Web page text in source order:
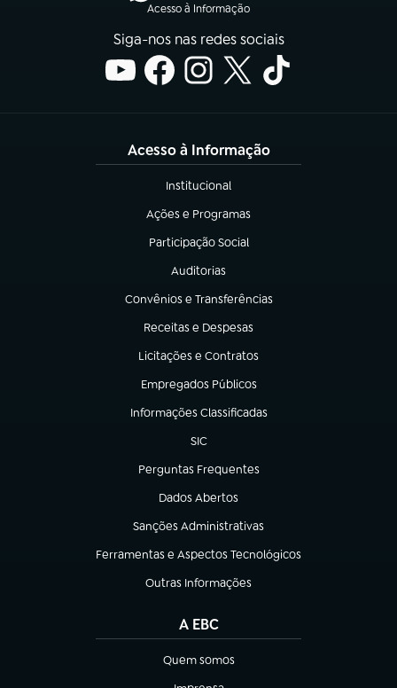
Acesso à Informação
Siga-nos nas redes sociais
Acesso à Informação
Institucional
(abre em nova aba)
Ações e Programas
(abre em nova aba)
Participação Social
(abre em nova aba)
Auditorias
(abre em nova aba)
Convênios e Transferências
(abre em nova aba)
Receitas e Despesas
(abre em nova aba)
Licitações e Contratos
(abre em nova aba)
Empregados Públicos
(abre em nova aba)
Informações Classificadas
(abre em nova aba)
SIC
(abre em nova aba)
Perguntas Frequentes
(abre em nova aba)
Dados Abertos
(abre em nova aba)
Sanções Administrativas
(abre em nova aba)
Ferramentas e Aspectos Tecnológicos
(abre em nova aba)
Outras Informações
(abre em nova aba)
A EBC
Quem somos
(abre em nova aba)